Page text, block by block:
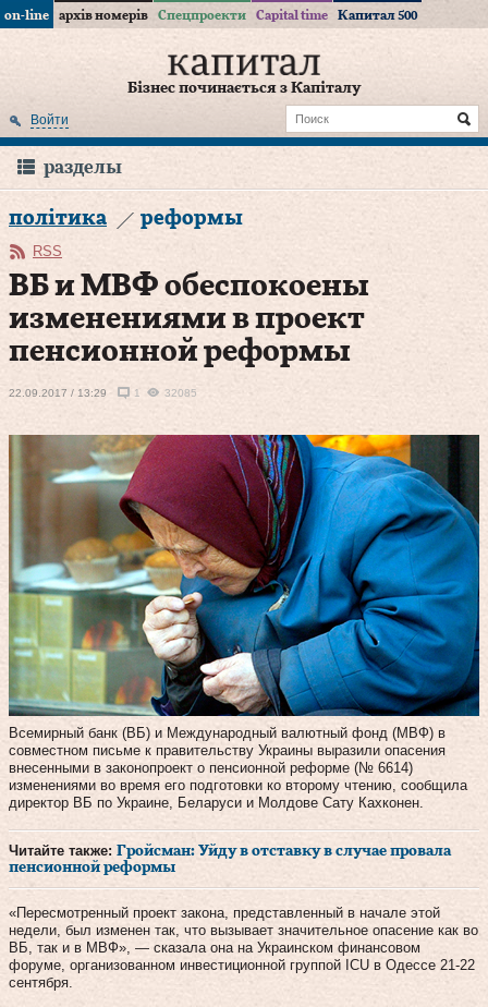
on-line архів номерів Спецпроекти Capital time Капитал 500
Бізнес починається з Капіталу
Войти
разделы
політика реформы
RSS
ВБ и МВФ обеспокоены
изменениями в проект
пенсионной реформы
22.09.2017 / 13:29 1 32085
Всемирный банк (ВБ) и Международный валютный фонд (МВФ) в
совместном письме к правительству Украины выразили опасения
внесенными в законопроект о пенсионной реформе (№ 6614)
изменениями во время его подготовки ко второму чтению, сообщила
директор ВБ по Украине, Беларуси и Молдове Сату Кахконен.
Читайте также: Гройсман: Уйду в отставку в случае провала
пенсионной реформы
«Пересмотренный проект закона, представленный в начале этой
недели, был изменен так, что вызывает значительное опасение как во
ВБ, так и в МВФ», — сказала она на Украинском финансовом
форуме, организованном инвестиционной группой ICU в Одессе 21-22
сентября.